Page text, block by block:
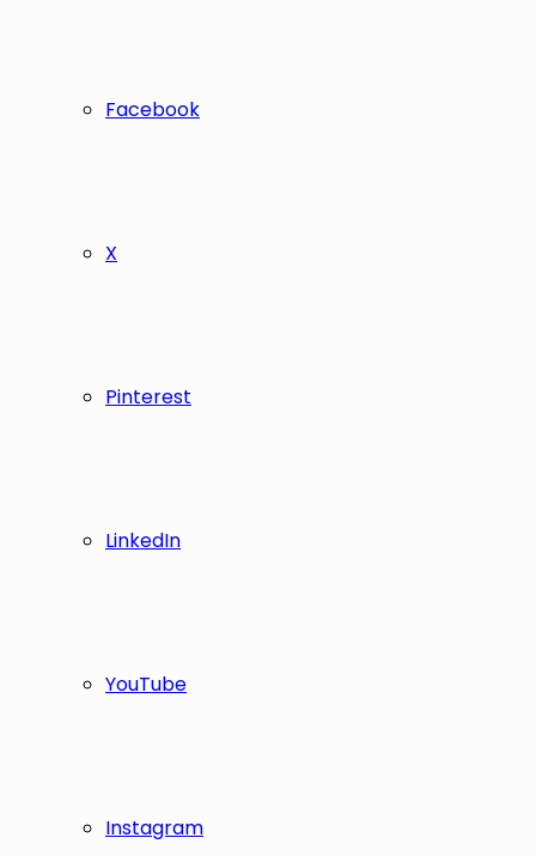
Facebook
X
Pinterest
LinkedIn
YouTube
Instagram